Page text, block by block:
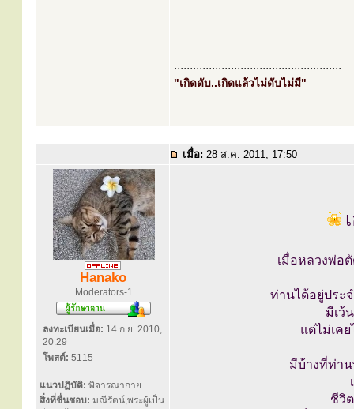
.....................................................
"เกิดดับ..เกิดแล้วไม่ดับไม่มี"
เมื่อ: 28 ส.ค. 2011, 17:50
Hanako
Moderators-1
ลงทะเบียนเมื่อ: 14 ก.ย. 2010,
20:29
โพสต์: 5115
แนวปฏิบัติ: พิจารณากาย
สิ่งที่ชื่นชอบ: มณีรัตน์,พระผู้เป็น
เมื่อหลวงพ่อ
ท่านได้อยู่ประ
มีเว้
แต่ไม่เค
มีบ้างที่ท่า
ชีวิ